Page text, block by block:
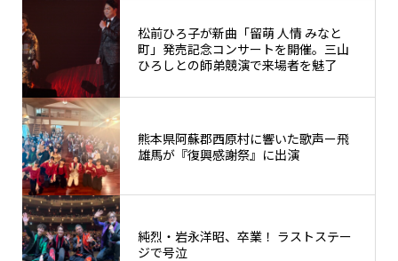
松前ひろ子が新曲「留萌 人情 みなと
町」発売記念コンサートを開催。三山
ひろしとの師弟競演で来場者を魅了
熊本県阿蘇郡西原村に響いた歌声ー飛
雄馬が『復興感謝祭』に出演
純烈・岩永洋昭、卒業！ ラストステー
ジで号泣